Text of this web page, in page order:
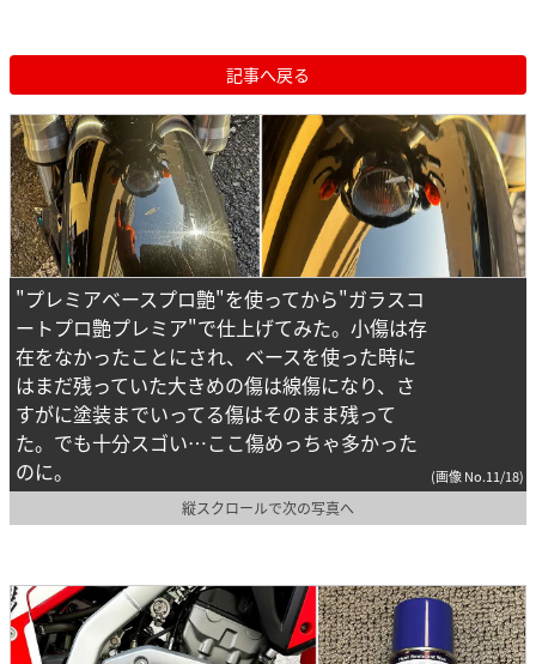
記事へ戻る
"プレミアベースプロ艶"を使ってから"ガラスコ
ートプロ艶プレミア"で仕上げてみた。小傷は存
在をなかったことにされ、ベースを使った時に
はまだ残っていた大きめの傷は線傷になり、さ
すがに塗装までいってる傷はそのまま残って
た。でも十分スゴい…ここ傷めっちゃ多かった
のに。
(画像 No.11/18)
縦スクロールで次の写真へ